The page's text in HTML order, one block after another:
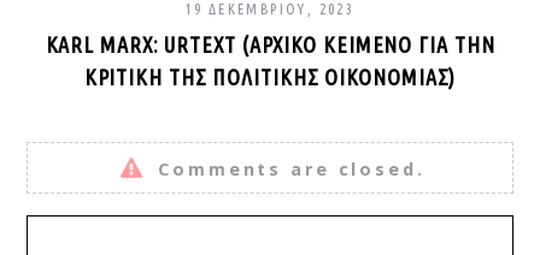
19 ΔΕΚΕΜΒΡΊΟΥ, 2023
KARL MARX: URTEXT (ΑΡΧΙΚΌ ΚΕΊΜΕΝΟ ΓΙΑ ΤΗΝ
ΚΡΙΤΙΚΉ ΤΗΣ ΠΟΛΙΤΙΚΉΣ ΟΙΚΟΝΟΜΊΑΣ)
Comments are closed.